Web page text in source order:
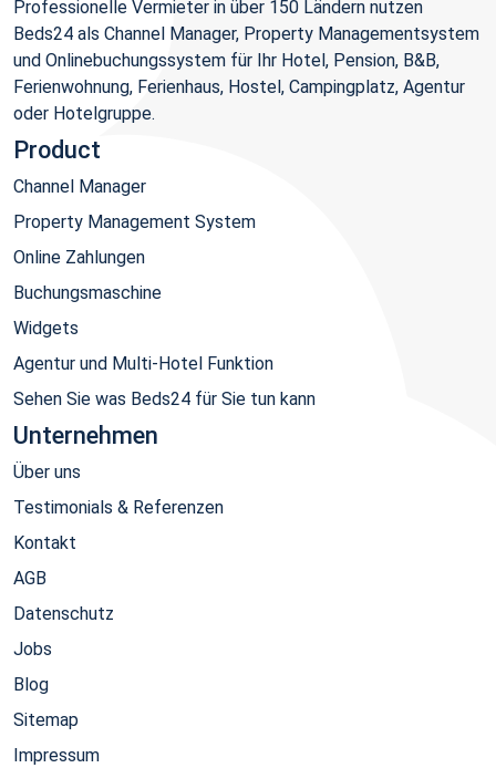
Professionelle Vermieter in über 150 Ländern nutzen
Beds24 als Channel Manager, Property Managementsystem
und Onlinebuchungssystem für Ihr Hotel, Pension, B&B,
Ferienwohnung, Ferienhaus, Hostel, Campingplatz, Agentur
oder Hotelgruppe.
Product
Channel Manager
Property Management System
Online Zahlungen
Buchungsmaschine
Widgets
Agentur und Multi-Hotel Funktion
Sehen Sie was Beds24 für Sie tun kann
Unternehmen
Über uns
Testimonials & Referenzen
Kontakt
AGB
Datenschutz
Jobs
Blog
Sitemap
Impressum